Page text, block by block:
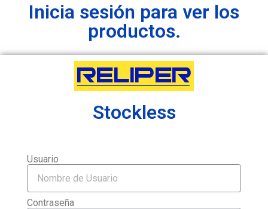
Inicia sesión para ver los
productos.
Stockless
Usuario
Contraseña